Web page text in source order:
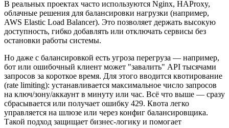
В реальных проектах часто используются Nginx, HAProxy,
облачные решения для балансировки нагрузки (например,
AWS Elastic Load Balancer). Это позволяет держать высокую
доступность, гибко добавлять или отключать сервисы без
остановки работы системы.
Но даже с балансировкой есть угроза перегруза — например,
бот или ошибочный клиент может "завалить" API тысячами
запросов за короткое время. Для этого вводится квотирование
(rate limiting): устанавливается максимальное число запросов
на ключ/зону/аккаунт в минуту или час. Всё что выше — сразу
сбрасывается или получает ошибку 429. Квота легко
управляется на шлюзе или через конфиг балансировщика.
Такой подход защищает бизнес-логику и помогает